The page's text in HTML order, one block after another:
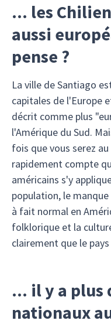
... les
aussi
pense ?
La ville de Santiago
capitales de l'Europe
décrit comme plus
l'Amérique du Sud.
fois que vous serez
rapidement compte
américains s'y
population, le
à fait normal en
folklorique et la
clairement que le
... il y a plus
nationaux